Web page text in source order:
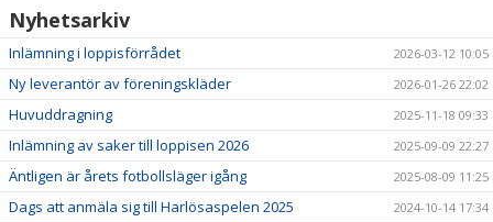
Nyhetsarkiv
Inlämning i loppisförrådet 2026-03-12 10:05
Ny leverantör av föreningskläder 2026-01-26 22:02
Huvuddragning 2025-11-18 09:33
Inlämning av saker till loppisen 2026 2025-09-09 22:27
Äntligen är årets fotbollsläger igång 2025-08-09 11:25
Dags att anmäla sig till Harlösaspelen 2025 2024-10-14 17:34